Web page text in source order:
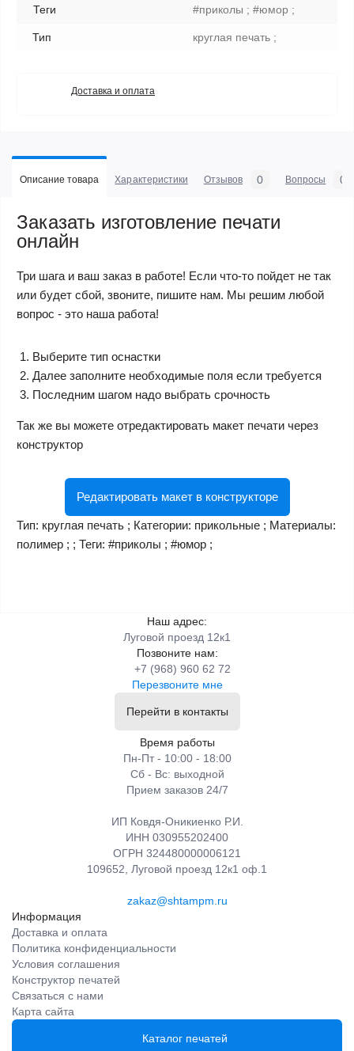
Теги #приколы ; #юмор ;
Тип круглая печать ;
Доставка и оплата
Описание товара Характеристики Отзывов 0 Вопросы 0
Заказать изготовление печати
онлайн
Три шага и ваш заказ в работе! Если что-то пойдет не так
или будет сбой, звоните, пишите нам. Мы решим любой
вопрос - это наша работа!
Выберите тип оснастки
Далее заполните необходимые поля если требуется
Последним шагом надо выбрать срочность
Так же вы можете отредактировать макет печати через
конструктор
Редактировать макет в конструкторе
Тип: круглая печать ; Категории: прикольные ; Материалы:
полимер ; ; Теги: #приколы ; #юмор ;
Наш адрес:
Луговой проезд 12к1
Позвоните нам:
+7 (968) 960 62 72
Перезвоните мне
Перейти в контакты
Время работы
Пн-Пт - 10:00 - 18:00
Сб - Вс: выходной
Прием заказов 24/7
ИП Ковдя-Оникиенко Р.И.
ИНН 030955202400
ОГРН 324480000006121
109652, Луговой проезд 12к1 оф.1
zakaz@shtampm.ru
Информация
Доставка и оплата
Политика конфиденциальности
Условия соглашения
Конструктор печатей
Связаться с нами
Карта сайта
Каталог печатей